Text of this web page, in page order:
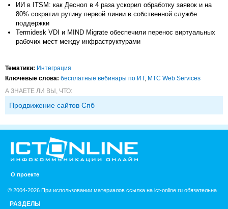
ИИ в ITSM: как Деснол в 4 раза ускорил обработку заявок и на
80% сократил рутину первой линии в собственной службе
поддержки
Termidesk VDI и MIND Migrate обеспечили перенос виртуальных
рабочих мест между инфраструктурами
Тематики: Интеграция
Ключевые слова: бесплатные вебинары по ИТ, МТС Web Services
А ЗНАЕТЕ ЛИ ВЫ, ЧТО:
Продвижение сайтов Спб
О проекте
© 2004-2026 При использовании материалов ссылка на ict-online.ru обязательна
РАЗДЕЛЫ